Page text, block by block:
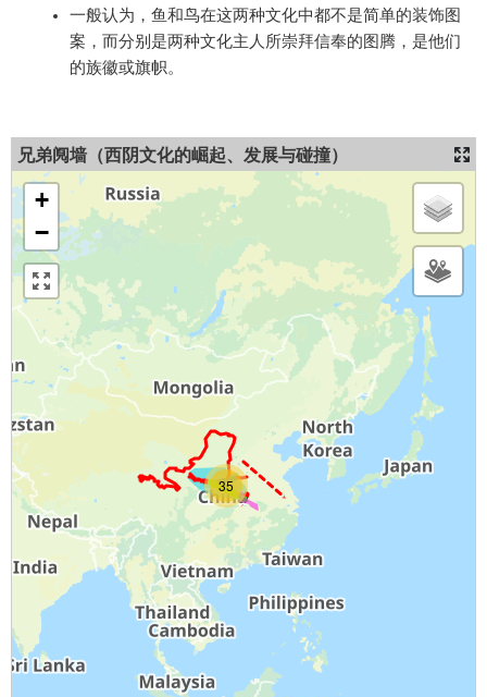
一般认为，鱼和鸟在这两种文化中都不是简单的装饰图
案，而分别是两种文化主人所崇拜信奉的图腾，是他们
的族徽或旗帜。
兄弟阋墙（西阴文化的崛起、发展与碰撞）
35
+
−